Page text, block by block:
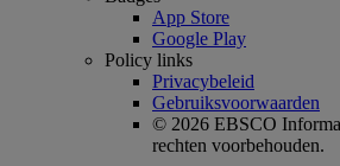
App Store
Google Play
Policy links
Privacybeleid
Gebruiksvoorwaarden
© 2026 EBSCO
rechten voorbehouden.